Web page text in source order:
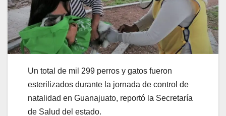
Un total de mil 299 perros y gatos fueron
esterilizados durante la jornada de control de
natalidad en Guanajuato, reportó la Secretaría
de Salud del estado.